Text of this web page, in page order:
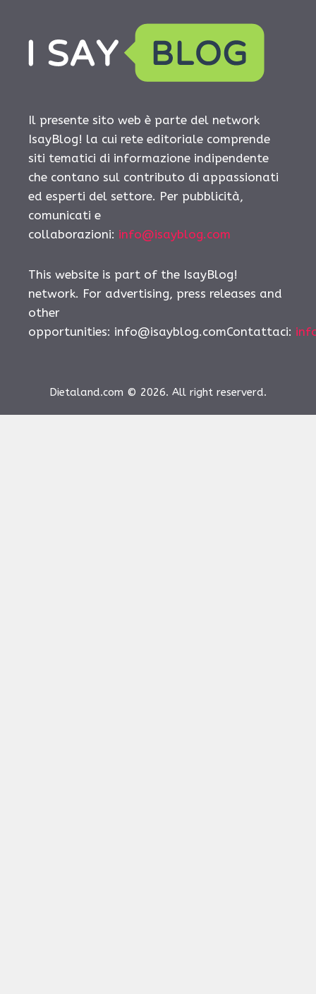
Il presente sito web è parte del network
IsayBlog! la cui rete editoriale comprende
siti tematici di informazione indipendente
che contano sul contributo di appassionati
ed esperti del settore. Per pubblicità,
comunicati e
collaborazioni: info@isayblog.com
This website is part of the IsayBlog!
network. For advertising, press releases and
other
opportunities: info@isayblog.comContattaci:
Dietaland.com © 2026. All right reserverd.